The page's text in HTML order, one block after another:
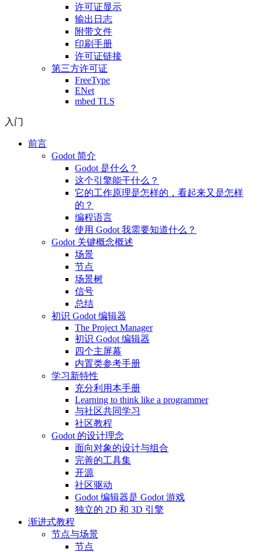
许可证显示
输出日志
附带文件
印刷手册
许可证链接
第三方许可证
FreeType
ENet
mbed TLS
入门
前言
Godot 简介
Godot 是什么？
这个引擎能干什么？
它的工作原理是怎样的，看起来又是怎样
的？
编程语言
使用 Godot 我需要知道什么？
Godot 关键概念概述
场景
节点
场景树
信号
总结
初识 Godot 编辑器
The Project Manager
初识 Godot 编辑器
四个主屏幕
内置类参考手册
学习新特性
充分利用本手册
Learning to think like a programmer
与社区共同学习
社区教程
Godot 的设计理念
面向对象的设计与组合
完善的工具集
开源
社区驱动
Godot 编辑器是 Godot 游戏
独立的 2D 和 3D 引擎
渐进式教程
节点与场景
节点